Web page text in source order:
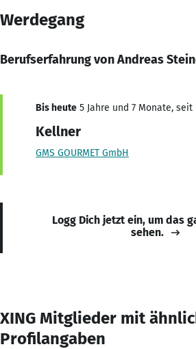
Werdegang
Berufserfahrung von Andreas
Bis heute 5 Jahre und 7 Monate, seit
Kellner
GMS GOURMET GmbH
Logg Dich jetzt ein, um das
sehen.
XING Mitglieder mit
Profilangaben